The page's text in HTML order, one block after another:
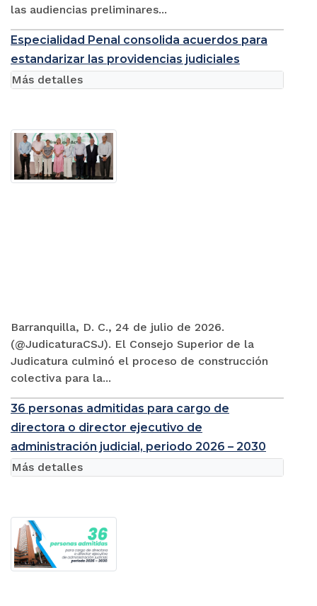
las audiencias preliminares...
Especialidad Penal consolida acuerdos para
estandarizar las providencias judiciales
Barranquilla, D. C., 24 de julio de 2026.
(@JudicaturaCSJ). El Consejo Superior de la
Judicatura culminó el proceso de construcción
colectiva para la...
Más detalles
36 personas admitidas para cargo de
directora o director ejecutivo de
administración judicial, periodo 2026 – 2030
Más detalles